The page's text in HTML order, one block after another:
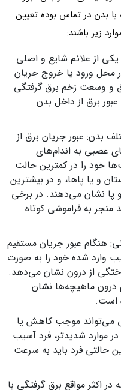
با بدن در تماس بوده تعیین
زیر باشند:
از علائم شایع و اصلی
محل ورود یا خروج جریان
و وسعت زخم برق گرفتگی
برق از داخل بدن
بدن: عبور جریان برق از
عصبی به اندام‌های
خود را در کمترین حالت
و یا پاها، و در بیشترین
نشان می‌دهند. در برخی
منجر به فراموشی کوتاه
هنگام عبور جریان مستقیم
وارد شده خود را به صورت
از درون نشان می‌دهد.
ماهیچه‌ها نشان
است.
می‌تواند موجب کاهش یا
موارد شدیدتر، فرد آسیب
حالتی فرد باید به سرعت
اکثر مواقع برق گرفتگی با